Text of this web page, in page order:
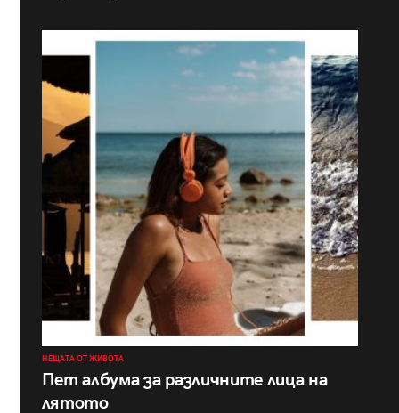
НЕЩАТА ОТ ЖИВОТА
Пет албума за различните лица на
лятото